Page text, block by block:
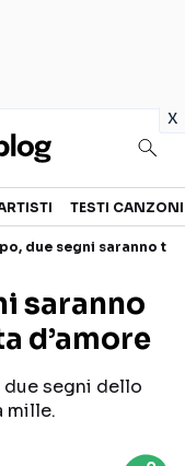
x
CANZONI
ED EVENTI
SHOW
TESTI CANZONI
due segni saranno
saranno
d’amore
due segni dello
mille.